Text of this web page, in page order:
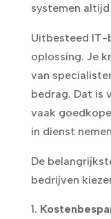
systemen
Uitbesteed IT-
oplossing. Je
van
bedrag. Dat is
vaak
in dienst
De
bedrijven